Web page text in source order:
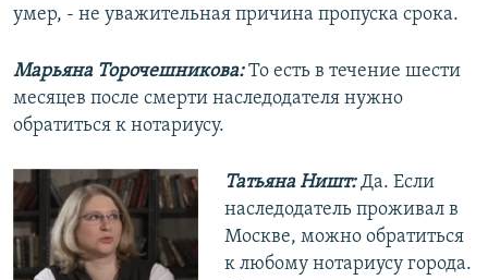
умер, - не уважительная причина пропуска срока.
Марьяна Торочешникова:То есть в течение шести
месяцев после смерти наследодателя нужно
обратиться к нотариусу.
Татьяна Ништ:Да. Если
наследодатель проживал в
Москве, можно обратиться
к любому нотариусу города.